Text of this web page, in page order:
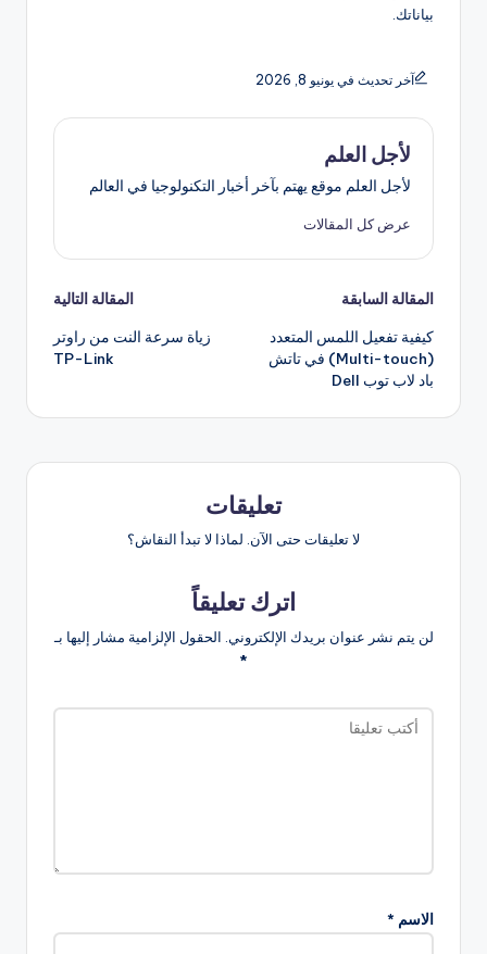
بياناتك.
آخر تحديث في يونيو 8, 2026
لأجل العلم
لأجل العلم موقع يهتم بآخر أخبار التكنولوجيا في العالم
عرض كل المقالات
تصفّح
المقالات
المقالة السابقة
كيفية تفعيل اللمس المتعدد
(Multi-touch) في تاتش
باد لاب توب Dell
المقالة التالية
زياة سرعة النت من راوتر
TP-Link
تعليقات
لا تعليقات حتى الآن. لماذا لا تبدأ النقاش؟
اترك تعليقاً
لن يتم نشر عنوان بريدك الإلكتروني. الحقول الإلزامية مشار إليها بـ
*
الاسم *